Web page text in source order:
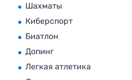
Шахматы
Киберспорт
Биатлон
Допинг
Легкая атлетика